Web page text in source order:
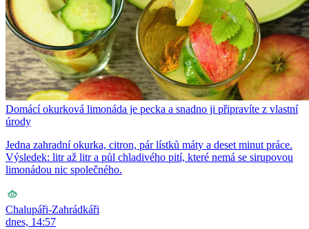
Domácí okurková limonáda je pecka a snadno ji připravíte z vlastní
úrody
Jedna zahradní okurka, citron, pár lístků máty a deset minut práce.
Výsledek: litr až litr a půl chladivého pití, které nemá se sirupovou
limonádou nic společného.
Chalupáři-Zahrádkáři
dnes, 14:57